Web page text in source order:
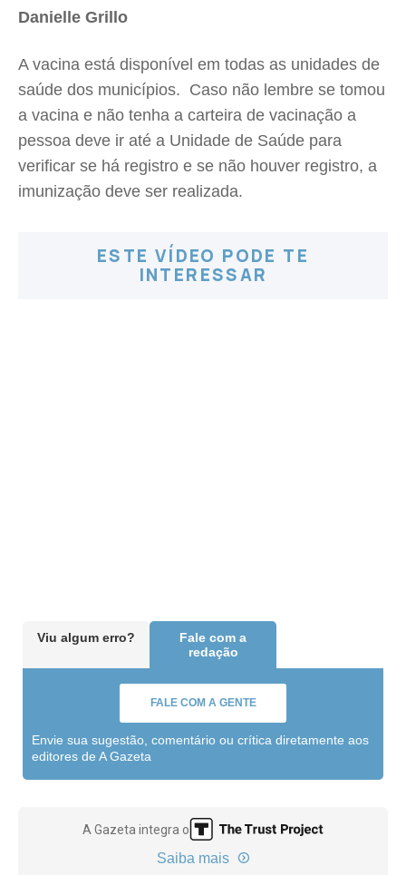
Danielle Grillo
A vacina está disponível em todas as unidades de
saúde dos municípios. Caso não lembre se tomou
a vacina e não tenha a carteira de vacinação a
pessoa deve ir até a Unidade de Saúde para
verificar se há registro e se não houver registro, a
imunização deve ser realizada.
ESTE VÍDEO PODE TE
INTERESSAR
Viu algum erro?
Fale com a
redação
FALE COM A GENTE
Envie sua sugestão, comentário ou crítica diretamente aos
editores de A Gazeta
A Gazeta integra o
Saiba mais